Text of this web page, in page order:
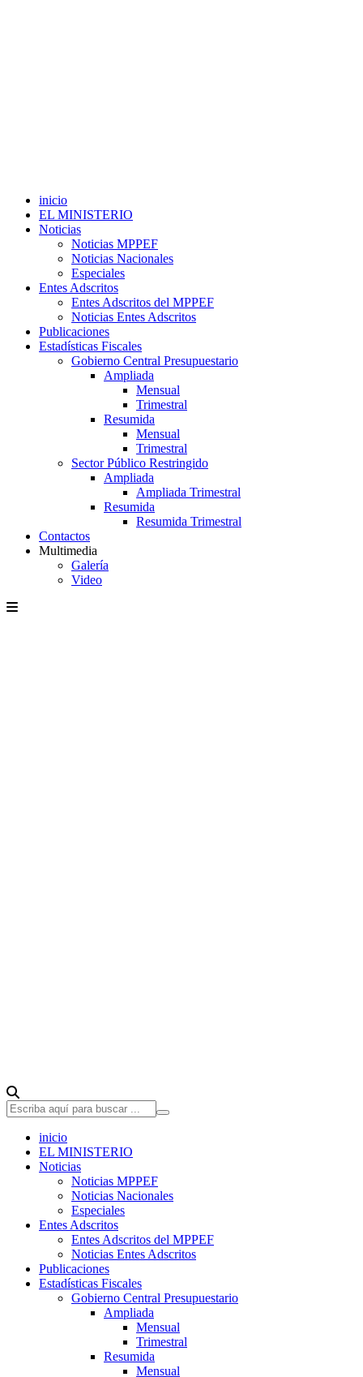
inicio
EL MINISTERIO
Noticias
Noticias MPPEF
Noticias Nacionales
Especiales
Entes Adscritos
Entes Adscritos del MPPEF
Noticias Entes Adscritos
Publicaciones
Estadísticas Fiscales
Gobierno Central Presupuestario
Ampliada
Mensual
Trimestral
Resumida
Mensual
Trimestral
Sector Público Restringido
Ampliada
Ampliada Trimestral
Resumida
Resumida Trimestral
Contactos
Multimedia
Galería
Video
inicio
EL MINISTERIO
Noticias
Noticias MPPEF
Noticias Nacionales
Especiales
Entes Adscritos
Entes Adscritos del MPPEF
Noticias Entes Adscritos
Publicaciones
Estadísticas Fiscales
Gobierno Central Presupuestario
Ampliada
Mensual
Trimestral
Resumida
Mensual